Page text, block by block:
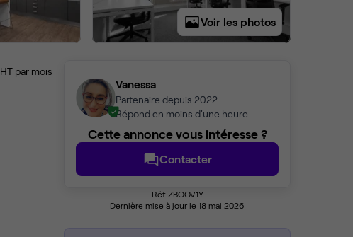
Voir les photos
Vanessa
Partenaire depuis 2022
Répond en moins d'une heure
Cette annonce vous intéresse ?
Contacter
Réf ZBOOV1Y
Dernière mise à jour le 18 mai 2026
HT par mois